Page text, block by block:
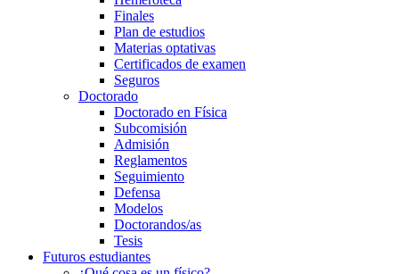
Finales
Plan de estudios
Materias optativas
Certificados de examen
Seguros
Doctorado
Doctorado en Física
Subcomisión
Admisión
Reglamentos
Seguimiento
Defensa
Modelos
Doctorandos/as
Tesis
Futuros estudiantes